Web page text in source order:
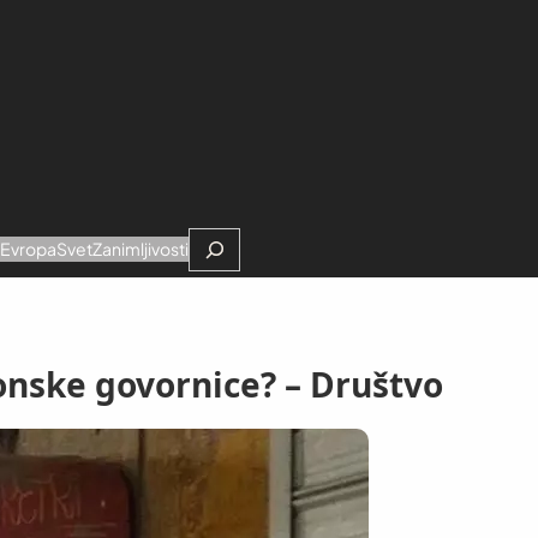
EvropaSvetZanimljivostiSearch
govornice? – Društvo